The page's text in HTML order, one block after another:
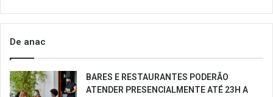
De anac
BARES E RESTAURANTES PODERÃO
ATENDER PRESENCIALMENTE ATÉ 23H A